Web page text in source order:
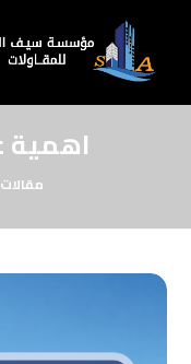
اهمية
مقالات